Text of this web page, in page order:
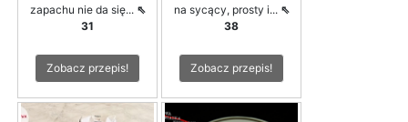
zapachu nie da się... ⇖
31
Zobacz przepis!
na sycący, prosty i... ⇖
38
Zobacz przepis!